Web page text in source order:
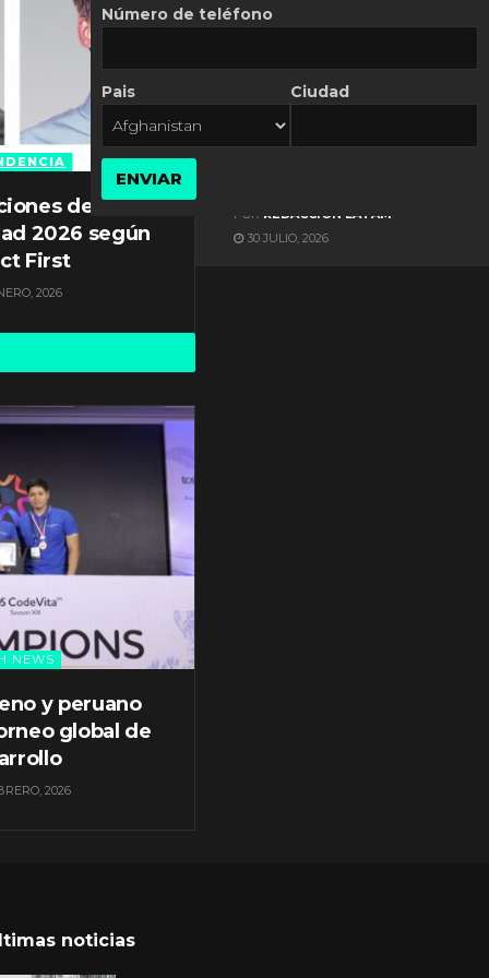
de
2026 según
First
2026
NEWS
y peruano
global de
2026
ES NOTICIA
POR REDACCIÓN LATAM
30 JULIO, 2026
noticias
Número de teléfono
Pais Ciudad
ENVIAR